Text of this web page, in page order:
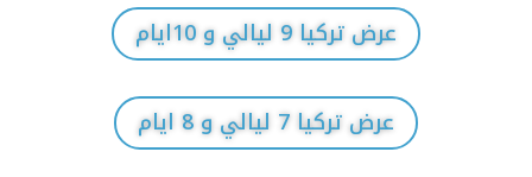
عرض تركيا 9 ليالي و 10ايام
عرض تركيا 7 ليالي و 8 ايام